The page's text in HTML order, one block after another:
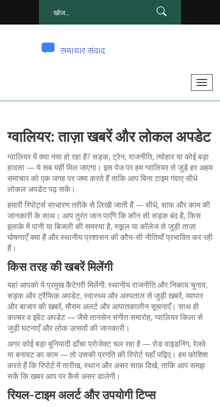
टॉ
सं
लि
ग्वालियर: ताज़ा खबरें और लोकल अपडेट
ग्वालियर में क्या नया हो रहा है? सड़क, ट्रेन, राजनीति, त्योहार या कोई बड़ा
हादसा — ये सब यहीं मिल जाएगा। इस पेज पर हम ग्वालियर से जुड़े हर अहम
समाचार को एक जगह पर जमा करते हैं ताकि आप बिना टाइम गंवाए सीधे
लोकल अपडेट पढ़ सकें।
हमारी रिपोर्ट्स साधारण तरीके से लिखी जाती हैं — सीधे, साफ और काम की
जानकारी के साथ। आप तुरंत जान पाएँगे कि कौन सी सड़क बंद है, किस
इलाके में पानी या बिजली की समस्या है, स्कूल या कॉलेज से जुड़ी ताज़ा
घोषणाएँ क्या हैं और स्थानीय प्रशासन की कौन-सी नीतियाँ प्रभावित कर रही
हैं।
किस तरह की खबरें मिलेंगी
यहां आपको ये प्रमुख कैटेगरी मिलेंगी: स्थानीय राजनीति और निकाय चुनाव,
सड़क और ट्रैफिक अपडेट, स्वास्थ्य और अस्पताल से जुड़ी खबरें, व्यापार
और बाजार की खबरें, मौसम अलर्ट और आपातकालीन सूचनाएँ। साथ ही
कल्चर व इवेंट अपडेट — जैसे तानसेन संगीत समारोह, ग्वालियर किला से
जुड़ी घटनाएँ और लोक उत्सवों की जानकारी।
अगर कोई बड़ा बुनियादी ढाँचा प्रोजेक्ट चल रहा है — रोड वाइडनिंग, रेलवे
या बनावट का काम — तो उसकी प्रगति की रिपोर्ट यहाँ पढ़िए। हम कोशिश
करते हैं कि रिपोर्ट में तारीख, स्थान और असर साफ़ दिखे, ताकि आप समझ
सकें कि खबर आप पर कैसे असर डालेगी।
रियल-टाइम अलर्ट और उपयोगी टिप्स